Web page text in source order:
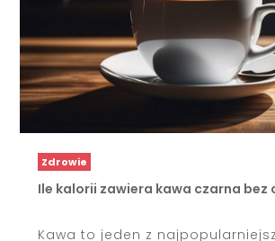
Zdrowie
Ile kalorii zawiera kawa czarna bez
Kawa to jeden z